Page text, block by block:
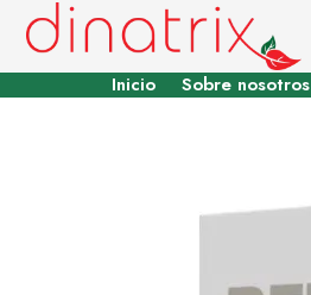
Inicio Sobre nosotros